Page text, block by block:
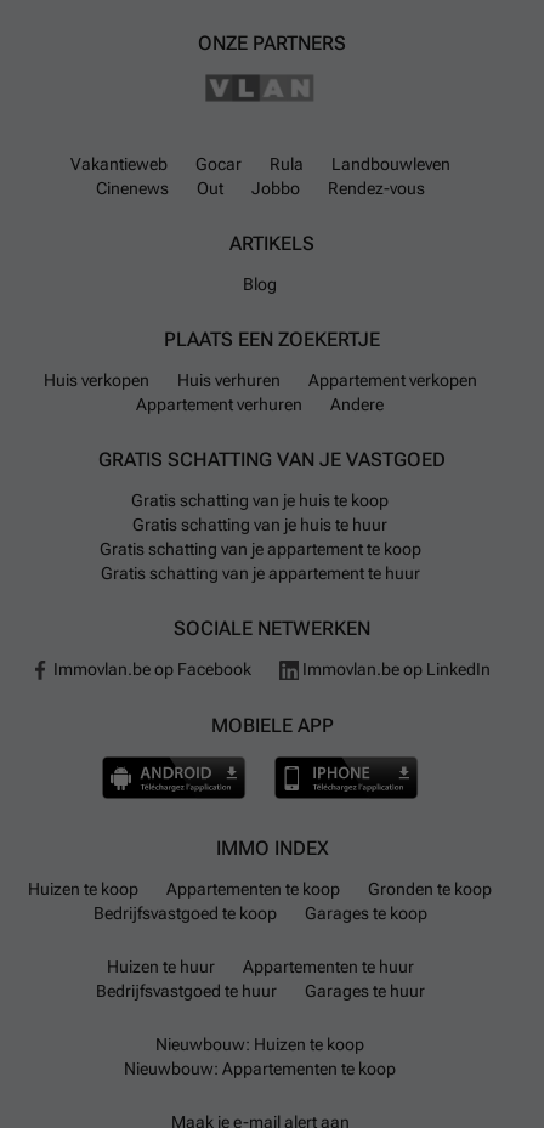
ONZE PARTNERS
Vakantieweb Gocar Rula
Landbouwleven
Cinenews
Out Jobbo Rendez-vous
ARTIKELS
Blog
PLAATS EEN ZOEKERTJE
Huis verkopen Huis verhuren
Appartement verkopen
Appartement verhuren
Andere
GRATIS SCHATTING VAN JE VASTGOED
Gratis schatting van je huis te koop
Gratis schatting van je huis te huur
Gratis schatting van je appartement te koop
Gratis schatting van je appartement te huur
SOCIALE NETWERKEN
Immovlan.be op Facebook Immovlan.be op LinkedIn
MOBIELE APP
IMMO INDEX
Huizen te koop Appartementen te koop
Gronden te koop
Bedrijfsvastgoed te koop
Garages te koop
Huizen te huur
Appartementen te huur
Bedrijfsvastgoed te huur
Garages te huur
Nieuwbouw: Huizen te koop
Nieuwbouw: Appartementen te koop
Maak je e-mail alert aan